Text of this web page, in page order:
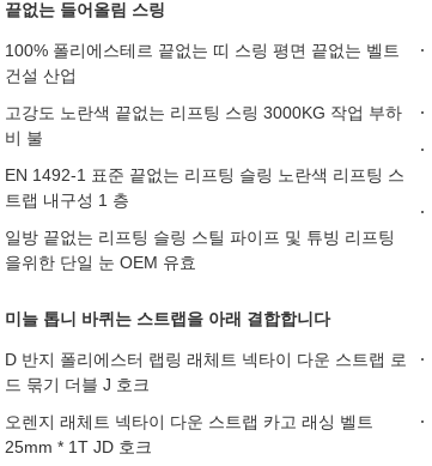
끝없는 들어올림 스링
100% 폴리에스테르 끝없는 띠 스링 평면 끝없는 벨트
건설 산업
고강도 노란색 끝없는 리프팅 스링 3000KG 작업 부하
비 불
EN 1492-1 표준 끝없는 리프팅 슬링 노란색 리프팅 스
트랩 내구성 1 층
일방 끝없는 리프팅 슬링 스틸 파이프 및 튜빙 리프팅
을위한 단일 눈 OEM 유효
미늘 톱니 바퀴는 스트랩을 아래 결합합니다
D 반지 폴리에스터 랩링 래체트 넥타이 다운 스트랩 로
드 묶기 더블 J 호크
오렌지 래체트 넥타이 다운 스트랩 카고 래싱 벨트
25mm * 1T JD 호크